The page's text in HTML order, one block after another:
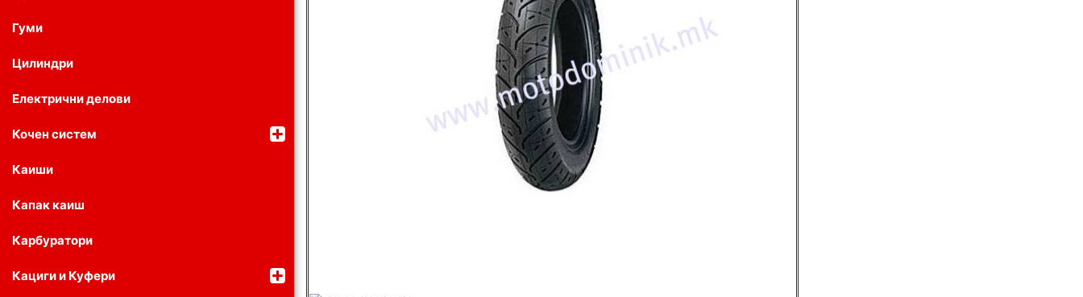
Гуми
Цилиндри
Електрични делови
Кочен систем
Каиши
Капак каиш
Карбуратори
Кациги и Куфери